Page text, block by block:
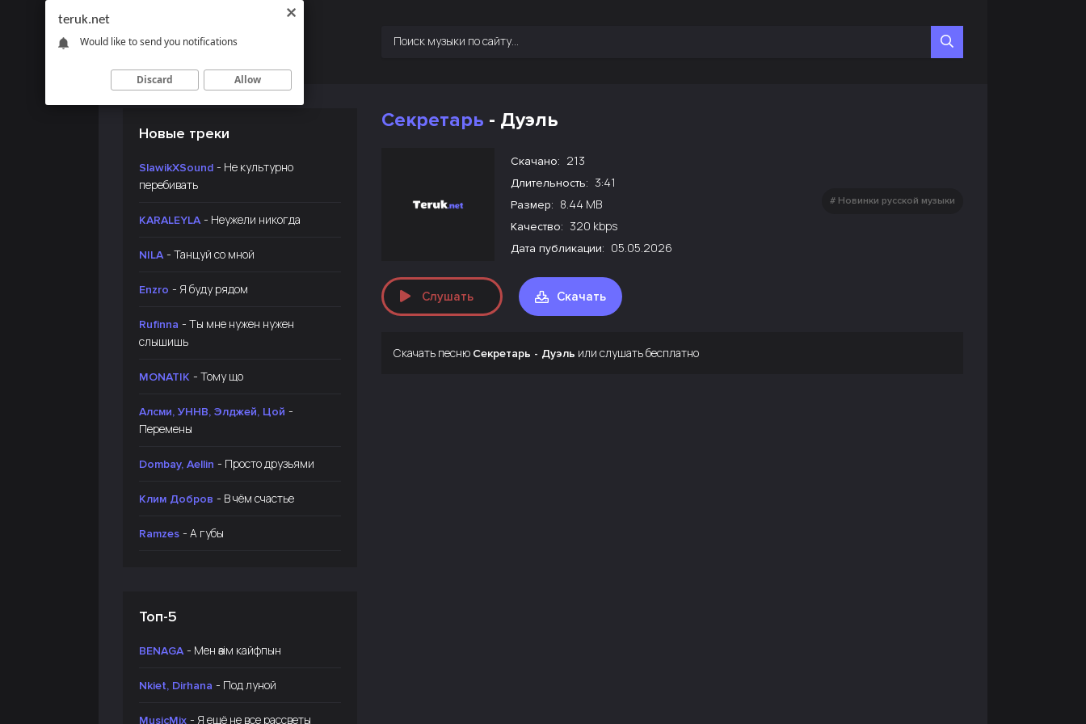
Новые треки
SlawikXSound - Не культурно
перебивать
KARALEYLA - Неужели никогда
NILA - Танцуй со мной
Enzro - Я буду рядом
Rufinna - Ты мне нужен нужен
слышишь
MONATIK - Тому що
Алсми, УННВ, Элджей, Цой -
Перемены
Dombay, Aellin - Просто друзьями
Клим Добров - В чём счастье
Ramzes - А губы
Топ-5
BENAGA - Мен өзім кайфпын
Nkiet, Dirhana - Под луной
MusicMix - Я ещё не все рассветы
Секретарь - Дуэль
Скачано: 213
Длительность: 3:41
Размер: 8.44 MB
Качество: 320 kbps
Дата публикации: 05.05.2026
Новинки русской музыки
Слушать Скачать
Скачать песню Секретарь - Дуэль или слушать бесплатно
teruk.net
Would like to send you notifications
Discard Allow